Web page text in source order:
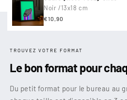
Noir /13x18 cm
Prix
€10,90
TROUVEZ VOTRE FORMAT
Le bon format pour
Du petit format pour le bureau au